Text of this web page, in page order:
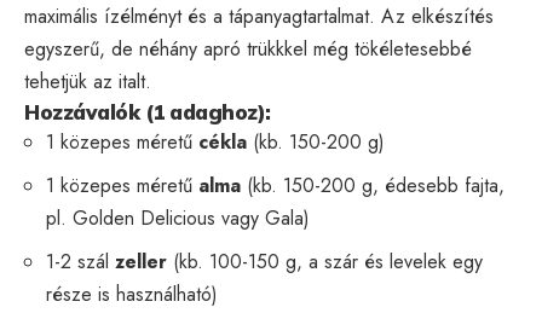
maximális ízélményt és a tápanyagtartalmat. Az elkészítés
egyszerű, de néhány apró trükkkel még tökéletesebbé
tehetjük az italt.
Hozzávalók (1 adaghoz):
1 közepes méretű cékla (kb. 150-200 g)
1 közepes méretű alma (kb. 150-200 g, édesebb fajta,
pl. Golden Delicious vagy Gala)
1-2 szál zeller (kb. 100-150 g, a szár és levelek egy
része is használható)